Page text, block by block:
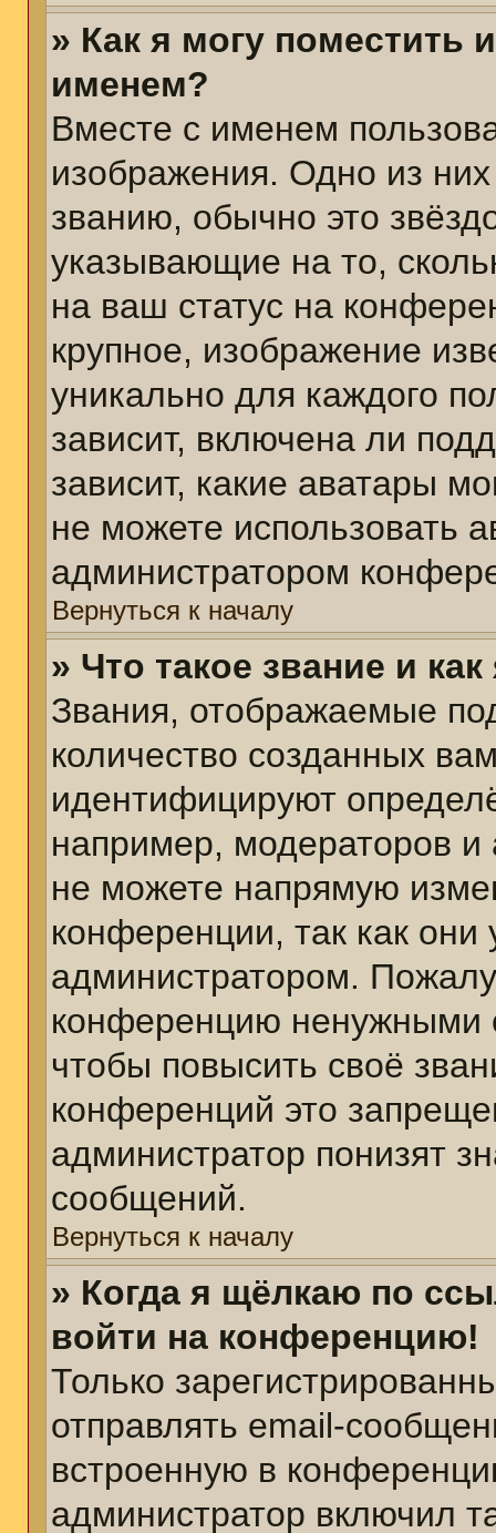
» Как я могу поместить
именем?
Вместе с именем
изображения. Одно из
званию, обычно это
указывающие на то,
на ваш статус на
крупное, изображение
уникально для каждого
зависит, включена ли
зависит, какие аватары
не можете использовать
администратором
Вернуться к началу
» Что такое звание и
Звания, отображаемые
количество созданных
идентифицируют
например, модераторов
не можете напрямую
конференции, так как они
администратором.
конференцию ненужными
чтобы повысить своё
конференций это
администратор понизят
сообщений.
Вернуться к началу
» Когда я щёлкаю по
войти на конференцию!
Только
отправлять email-
встроенную в
администратор включил